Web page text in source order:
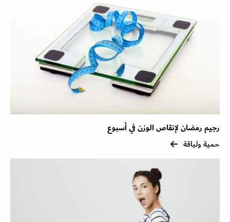
رجيم رمضان لإنقاص الوزن في أسبوع
حمية ولياقة